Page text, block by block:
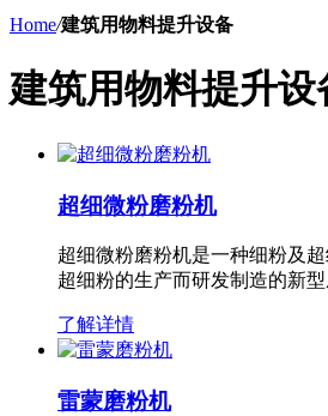
Home/建筑用物料提升设备
建筑用物料提升设
超细微粉磨粉机
超细微粉磨粉机是一种细粉及
超细粉的生产而研发制造的新
了解详情
雷蒙磨粉机